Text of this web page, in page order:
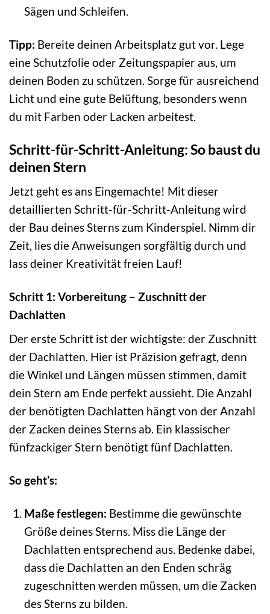
Sägen und Schleifen.
Tipp: Bereite deinen Arbeitsplatz gut vor. Lege
eine Schutzfolie oder Zeitungspapier aus, um
deinen Boden zu schützen. Sorge für ausreichend
Licht und eine gute Belüftung, besonders wenn
du mit Farben oder Lacken arbeitest.
Schritt-für-Schritt-Anleitung: So baust du
deinen Stern
Jetzt geht es ans Eingemachte! Mit dieser
detaillierten Schritt-für-Schritt-Anleitung wird
der Bau deines Sterns zum Kinderspiel. Nimm dir
Zeit, lies die Anweisungen sorgfältig durch und
lass deiner Kreativität freien Lauf!
Schritt 1: Vorbereitung – Zuschnitt der
Dachlatten
Der erste Schritt ist der wichtigste: der Zuschnitt
der Dachlatten. Hier ist Präzision gefragt, denn
die Winkel und Längen müssen stimmen, damit
dein Stern am Ende perfekt aussieht. Die Anzahl
der benötigten Dachlatten hängt von der Anzahl
der Zacken deines Sterns ab. Ein klassischer
fünfzackiger Stern benötigt fünf Dachlatten.
So geht’s:
Maße festlegen: Bestimme die gewünschte
Größe deines Sterns. Miss die Länge der
Dachlatten entsprechend aus. Bedenke dabei,
dass die Dachlatten an den Enden schräg
zugeschnitten werden müssen, um die Zacken
des Sterns zu bilden.